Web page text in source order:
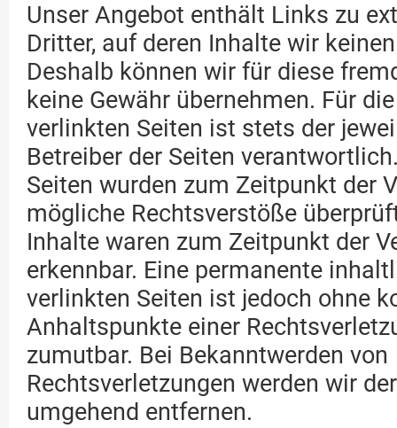
Unser Angebot enthält Links zu
Dritter, auf deren Inhalte wir
Deshalb können wir für diese
keine Gewähr übernehmen. Für
verlinkten Seiten ist stets der
Betreiber der Seiten
Seiten wurden zum Zeitpunkt der
mögliche Rechtsverstöße
Inhalte waren zum Zeitpunkt der
erkennbar. Eine permanente
verlinkten Seiten ist jedoch ohne
Anhaltspunkte einer
zumutbar. Bei Bekanntwerden von
Rechtsverletzungen werden wir
umgehend entfernen.